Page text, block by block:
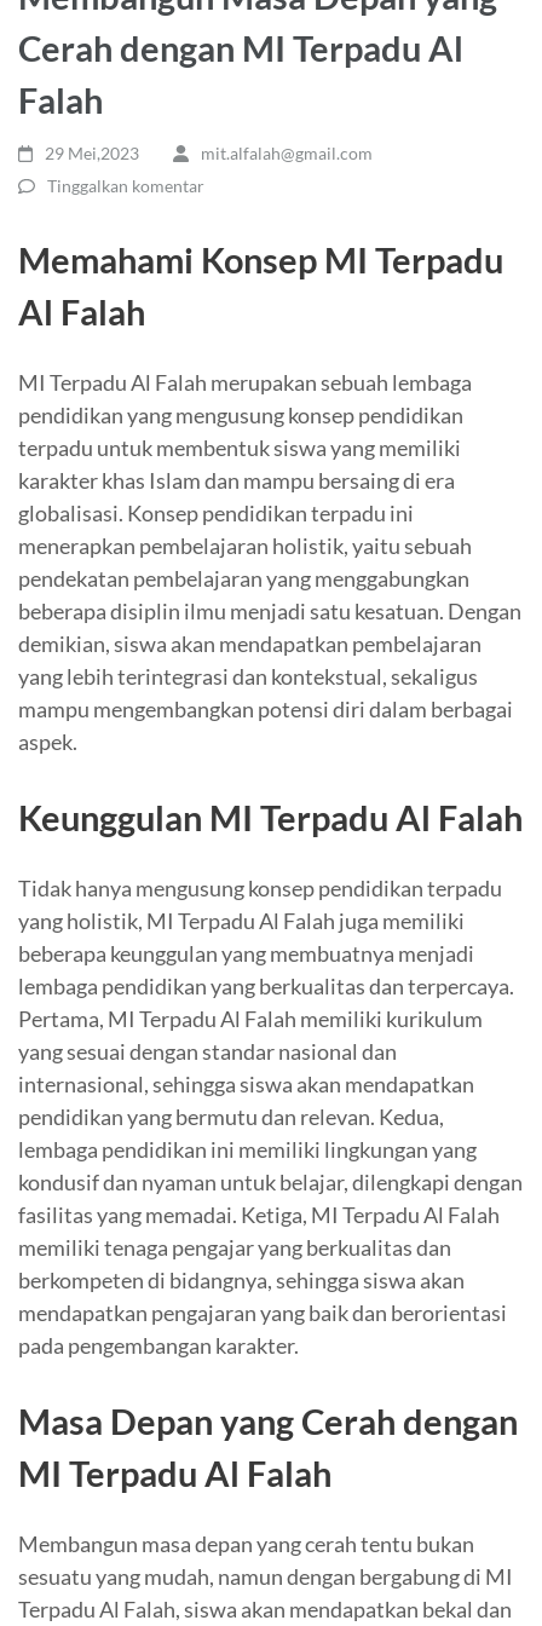
Cerah dengan MI Terpadu Al
Falah
29 Mei,2023
mit.alfalah@gmail.com
Tinggalkan komentar
Memahami Konsep MI Terpadu
Al Falah
MI Terpadu Al Falah merupakan sebuah lembaga
pendidikan yang mengusung konsep pendidikan
terpadu untuk membentuk siswa yang memiliki
karakter khas Islam dan mampu bersaing di era
globalisasi. Konsep pendidikan terpadu ini
menerapkan pembelajaran holistik, yaitu sebuah
pendekatan pembelajaran yang menggabungkan
beberapa disiplin ilmu menjadi satu kesatuan. Dengan
demikian, siswa akan mendapatkan pembelajaran
yang lebih terintegrasi dan kontekstual, sekaligus
mampu mengembangkan potensi diri dalam berbagai
aspek.
Keunggulan MI Terpadu Al Falah
Tidak hanya mengusung konsep pendidikan terpadu
yang holistik, MI Terpadu Al Falah juga memiliki
beberapa keunggulan yang membuatnya menjadi
lembaga pendidikan yang berkualitas dan terpercaya.
Pertama, MI Terpadu Al Falah memiliki kurikulum
yang sesuai dengan standar nasional dan
internasional, sehingga siswa akan mendapatkan
pendidikan yang bermutu dan relevan. Kedua,
lembaga pendidikan ini memiliki lingkungan yang
kondusif dan nyaman untuk belajar, dilengkapi dengan
fasilitas yang memadai. Ketiga, MI Terpadu Al Falah
memiliki tenaga pengajar yang berkualitas dan
berkompeten di bidangnya, sehingga siswa akan
mendapatkan pengajaran yang baik dan berorientasi
pada pengembangan karakter.
Masa Depan yang Cerah dengan
MI Terpadu Al Falah
Membangun masa depan yang cerah tentu bukan
sesuatu yang mudah, namun dengan bergabung di MI
Terpadu Al Falah, siswa akan mendapatkan bekal dan